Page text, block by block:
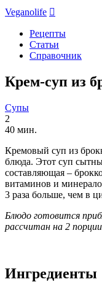
Veganolife 
Рецепты
Статьи
Справочник
Крем-суп из
Супы
2
40 мин.
Кремовый суп из
блюда. Этот суп
составляющая –
витаминов и
3 раза больше, чем в
Блюдо готовится
рассчитан на 2
Ингредиенты